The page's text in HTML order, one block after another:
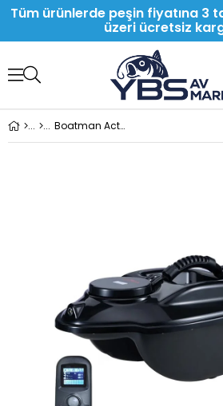
Tüm ürünlerde peşin fiyatına 3
üzeri ücretsiz
Boatman Actor Gps Siyah Yemleme Botu